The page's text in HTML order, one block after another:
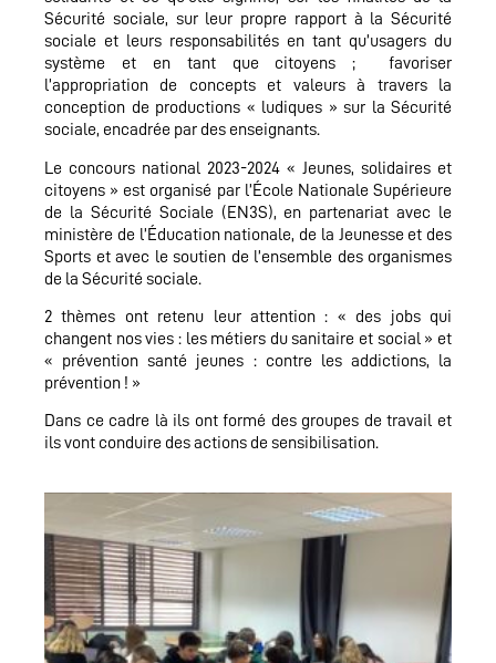
Sécurité sociale, sur leur propre rapport à la Sécurité
sociale et leurs responsabilités en tant qu’usagers du
système et en tant que citoyens ; favoriser
l’appropriation de concepts et valeurs à travers la
conception de productions « ludiques » sur la Sécurité
sociale, encadrée par des enseignants.
Le concours national 2023-2024 « Jeunes, solidaires et
citoyens » est organisé par l’École Nationale Supérieure
de la Sécurité Sociale (EN3S), en partenariat avec le
ministère de l’Éducation nationale, de la Jeunesse et des
Sports et avec le soutien de l’ensemble des organismes
de la Sécurité sociale.
2 thèmes ont retenu leur attention : « des jobs qui
changent nos vies : les métiers du sanitaire et social » et
« prévention santé jeunes : contre les addictions, la
prévention ! »
Dans ce cadre là ils ont formé des groupes de travail et
ils vont conduire des actions de sensibilisation.